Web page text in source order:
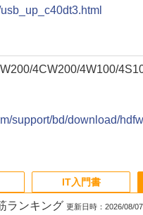
4CW200/4W100/
support/bd/download/
IT入門書
ランキング 更新日時：2026/08/